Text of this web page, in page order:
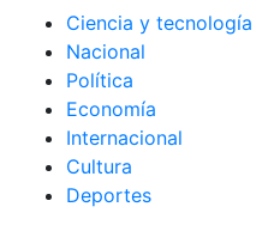
Ciencia y tecnología
Nacional
Política
Economía
Internacional
Cultura
Deportes